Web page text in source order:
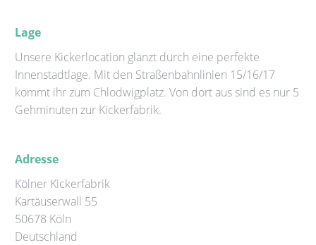
Lage
Unsere Kickerlocation glänzt durch eine perfekte
Innenstadtlage. Mit den Straßenbahnlinien 15/16/17
kommt ihr zum Chlodwigplatz. Von dort aus sind es nur 5
Gehminuten zur Kickerfabrik.
Adresse
Kölner Kickerfabrik
Kartäuserwall 55
50678 Köln
Deutschland